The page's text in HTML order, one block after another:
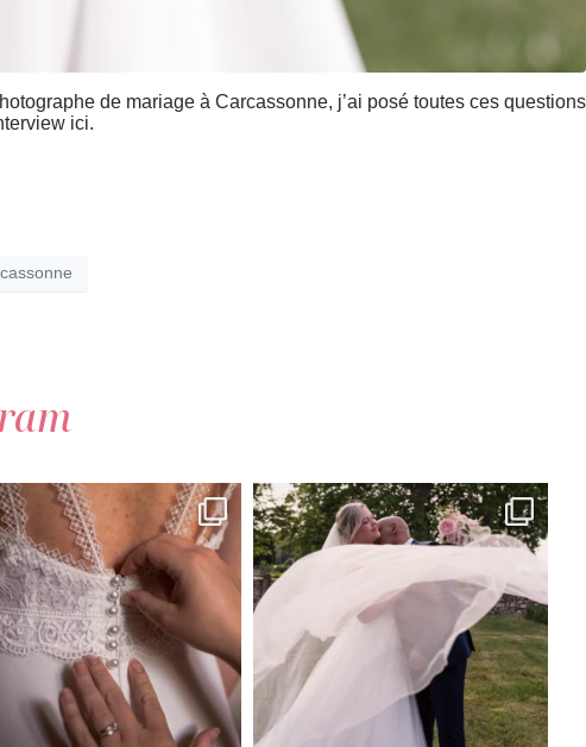
de mariage à Carcassonne, j’ai posé toutes ces questions
ici.